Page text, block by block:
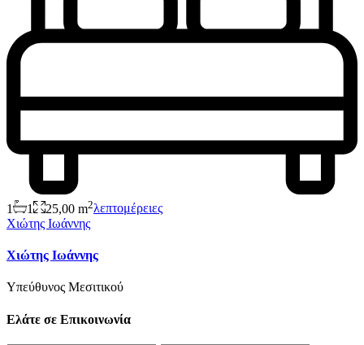
1 1 25,00 m2λεπτομέρειες
Χιώτης Ιωάννης
Χιώτης Ιωάννης
Υπεύθυνος Μεσιτικού
Ελάτε σε Επικοινωνία